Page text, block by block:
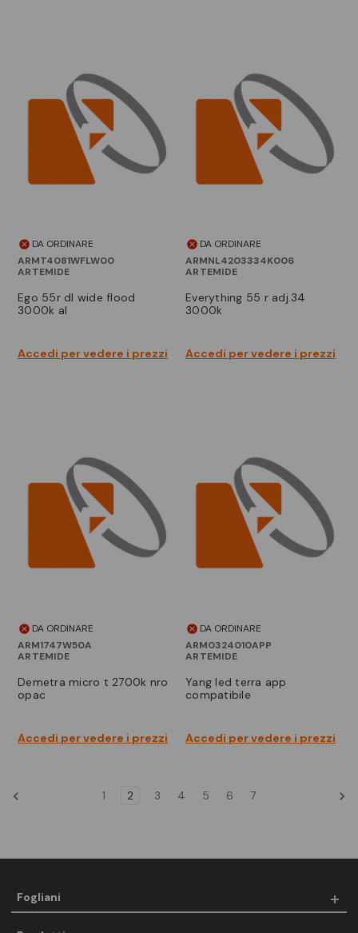
DA ORDINARE
ARMT4081WFLW00
ARTEMIDE
ego 55r dl wide flood
3000k al
Accedi per vedere i prezzi
DA ORDINARE
ARMNL4203334K006
ARTEMIDE
everything 55 r adj.34
3000k
Accedi per vedere i prezzi
DA ORDINARE
ARM1747W50A
ARTEMIDE
demetra micro t 2700k nro
opac
Accedi per vedere i prezzi
DA ORDINARE
ARM0324010APP
ARTEMIDE
yang led terra app
compatibile
Accedi per vedere i prezzi
1 2 3 4 5 6 7
Fogliani